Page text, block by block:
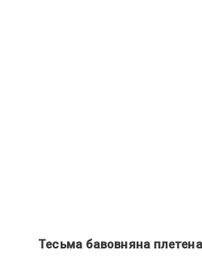
Тесьма бавовняна